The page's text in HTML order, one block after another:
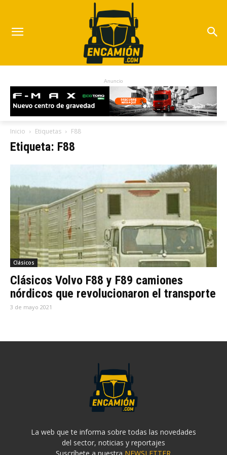
Anuncio
Inicio Etiquetas F88
Etiqueta: F88
Clásicos
Clásicos Volvo F88 y F89 camiones
nórdicos que revolucionaron el transporte
3 de mayo 2021
La web que te informa sobre todas las novedades
del sector, noticias y reportajes